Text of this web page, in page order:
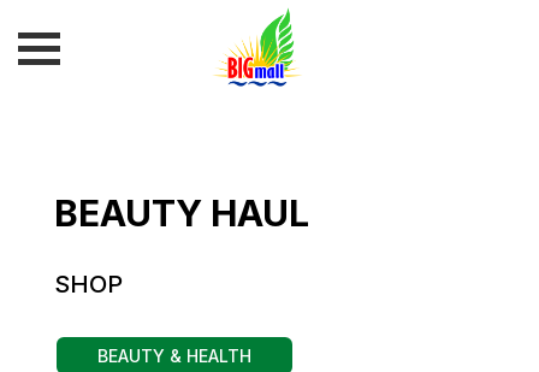
BEAUTY HAUL
SHOP
BEAUTY & HEALTH